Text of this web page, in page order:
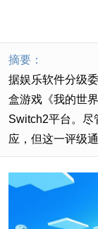
摘要：
据娱乐软件分级
盒游戏《我的世
Switch2平台。尽
应，但这一评级